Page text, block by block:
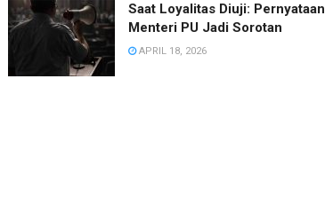
Saat Loyalitas Diuji: Pernyataan
Menteri PU Jadi Sorotan
APRIL 18, 2026